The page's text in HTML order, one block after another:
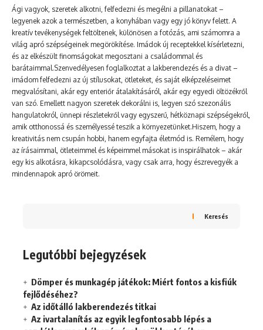
Ági vagyok, szeretek alkotni, felfedezni és megélni a pillanatokat –
legyenek azok a természetben, a konyhában vagy egy jó könyv felett. A
kreatív tevékenységek feltöltenek, különösen a fotózás, ami számomra a
világ apró szépségeinek megörökítése. Imádok új receptekkel kísérletezni,
és az elkészült finomságokat megosztani a családommal és
barátaimmal.Szenvedélyesen foglalkoztat a lakberendezés és a divat –
imádom felfedezni az új stílusokat, ötleteket, és saját elképzeléseimet
megvalósítani, akár egy enteriőr átalakításáról, akár egy egyedi öltözékről
van szó. Emellett nagyon szeretek dekorálni is, legyen szó szezonális
hangulatokról, ünnepi részletekről vagy egyszerű, hétköznapi szépségekről,
amik otthonossá és személyessé teszik a környezetünket.Hiszem, hogy a
kreativitás nem csupán hobbi, hanem egyfajta életmód is. Remélem, hogy
az írásaimmal, ötleteimmel és képeimmel másokat is inspirálhatok – akár
egy kis alkotásra, kikapcsolódásra, vagy csak arra, hogy észrevegyék a
mindennapok apró örömeit.
Keresés
Legutóbbi bejegyzések
Dömper és munkagép játékok: Miért fontos a kisfiúk
fejlődéséhez?
Az időtálló lakberendezés titkai
Az ivartalanítás az egyik legfontosabb lépés a